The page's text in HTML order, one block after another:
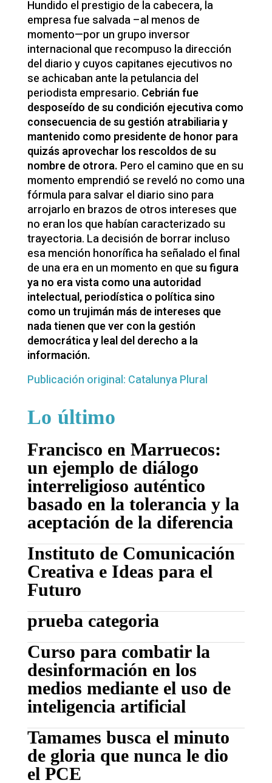
Hundido el prestigio de la cabecera, la
empresa fue salvada –al menos de
momento—por un grupo inversor
internacional que recompuso la dirección
del diario y cuyos capitanes ejecutivos no
se achicaban ante la petulancia del
periodista empresario. Cebrián fue
desposeído de su condición ejecutiva como
consecuencia de su gestión atrabiliaria y
mantenido como presidente de honor para
quizás aprovechar los rescoldos de su
nombre de otrora. Pero el camino que en su
momento emprendió se reveló no como una
fórmula para salvar el diario sino para
arrojarlo en brazos de otros intereses que
no eran los que habían caracterizado su
trayectoria. La decisión de borrar incluso
esa mención honorífica ha señalado el final
de una era en un momento en quesu figura
ya no era vista como una autoridad
intelectual, periodística o política sino
como un trujimán más de intereses que
nada tienen que ver con la gestión
democrática y leal del derecho a la
información.
Publicación original: Catalunya Plural
Lo último
Francisco en Marruecos:
un ejemplo de diálogo
interreligioso auténtico
basado en la tolerancia y la
aceptación de la diferencia
Instituto de Comunicación
Creativa e Ideas para el
Futuro
prueba categoria
Curso para combatir la
desinformación en los
medios mediante el uso de
inteligencia artificial
Tamames busca el minuto
de gloria que nunca le dio
el PCE